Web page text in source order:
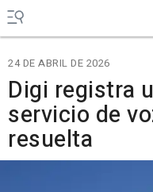
24 DE ABRIL DE 2026
Digi registra
servicio de
resuelta